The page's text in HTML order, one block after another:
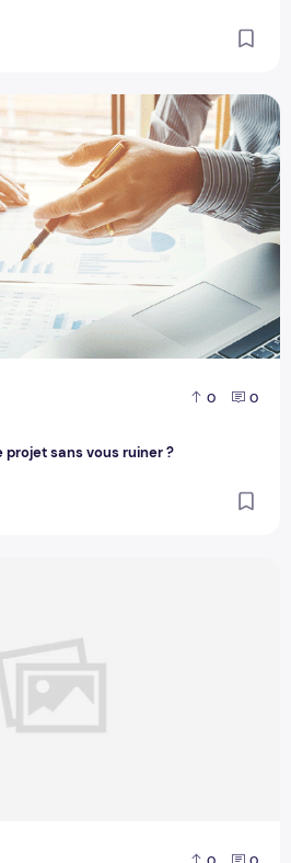
0 0
sans vous ruiner ?
projet sans vous ruiner ?